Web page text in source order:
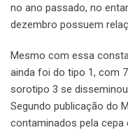
no ano passado, no
dezembro possuem
Mesmo com essa
ainda foi do tipo 1, com
sorotipo 3 se
Segundo publicação do
contaminados pela cepa